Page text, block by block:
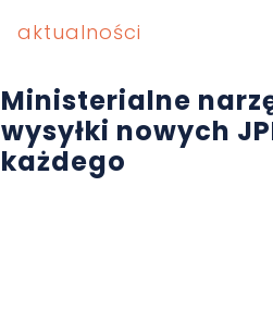
aktualności
Ministerialne
wysyłki nowych
każdego